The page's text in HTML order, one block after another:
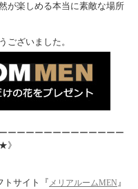
が楽しめる本当に素敵な場所
ございました。
ーーーーーーーーーーーーー
》
トサイト『 メリアルームMEN 』